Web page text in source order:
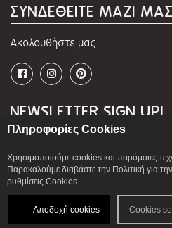
ΣΥΝΔΕΘΕΙΤΕ ΜΑΖΙ ΜΑΣ
Ακολουθήστε μας
NEWSLETTER SIGN UP!
Έχω διαβάσει και αποδέχομαι
πολιτική απορρήτου
Cookie
Πληροφορίες Cookies
Χρησιμοποιούμε cookies και παρόμοιες
Παρακαλούμε διαβάστε την Πολιτική για
ρυθμίσεις Cookies.
Αποδοχή cookies Cookies